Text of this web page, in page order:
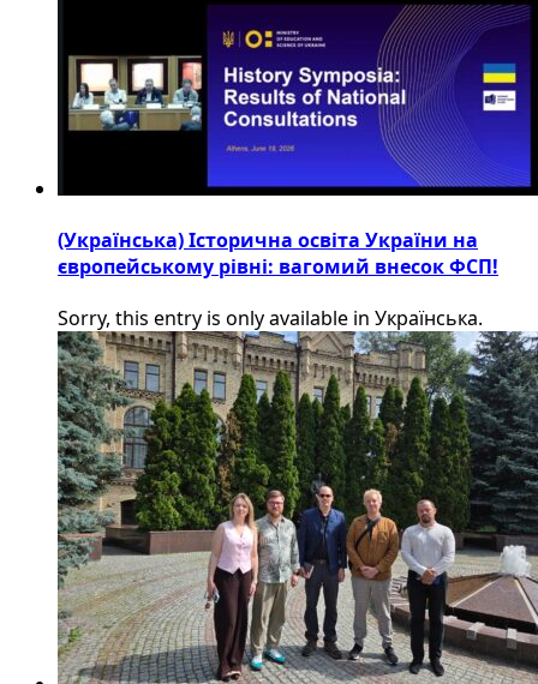
(Українська) Історична освіта України на
європейському рівні: вагомий внесок ФСП!
Sorry, this entry is only available in Українська.